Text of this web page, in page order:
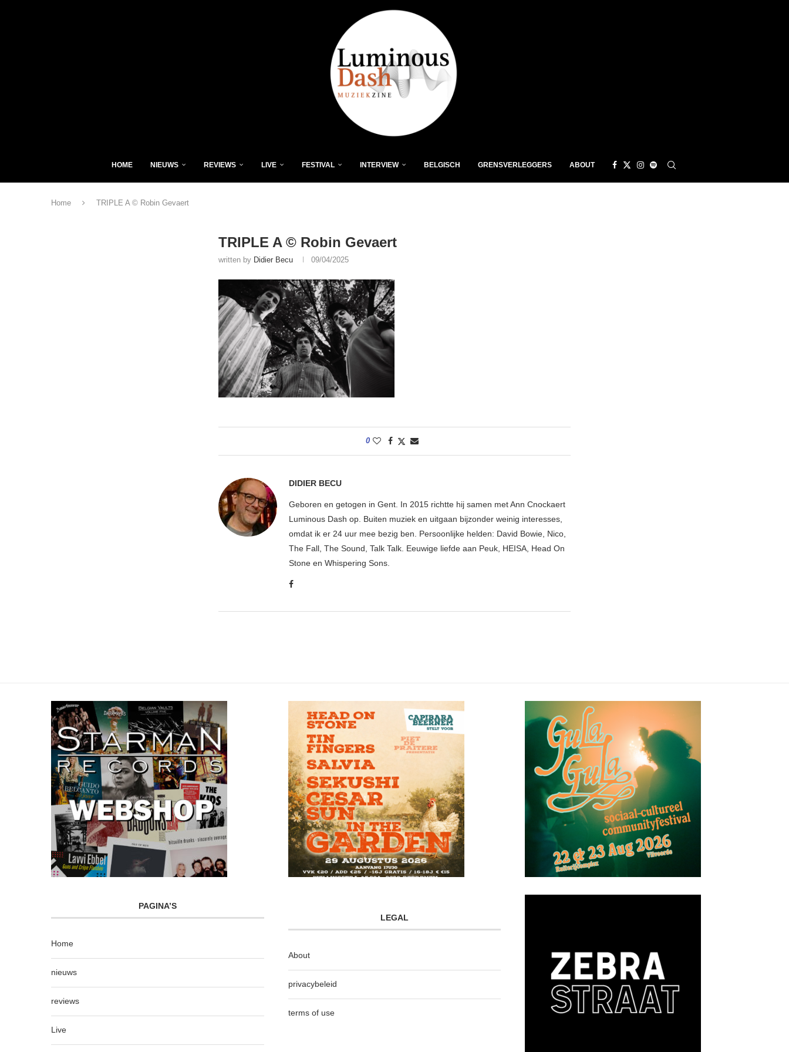
HOME NIEUWS REVIEWS LIVE FESTIVAL INTERVIEW BELGISCH GRENSVERLEGGERS ABOUT
Home TRIPLE A © Robin Gevaert
TRIPLE A © Robin Gevaert
written by Didier Becu 09/04/2025
0
DIDIER BECU
Geboren en getogen in Gent. In 2015 richtte hij samen met Ann Cnockaert
Luminous Dash op. Buiten muziek en uitgaan bijzonder weinig interesses,
omdat ik er 24 uur mee bezig ben. Persoonlijke helden: David Bowie, Nico,
The Fall, The Sound, Talk Talk. Eeuwige liefde aan Peuk, HEISA, Head On
Stone en Whispering Sons.
PAGINA’S
Home
nieuws
reviews
Live
LEGAL
About
privacybeleid
terms of use